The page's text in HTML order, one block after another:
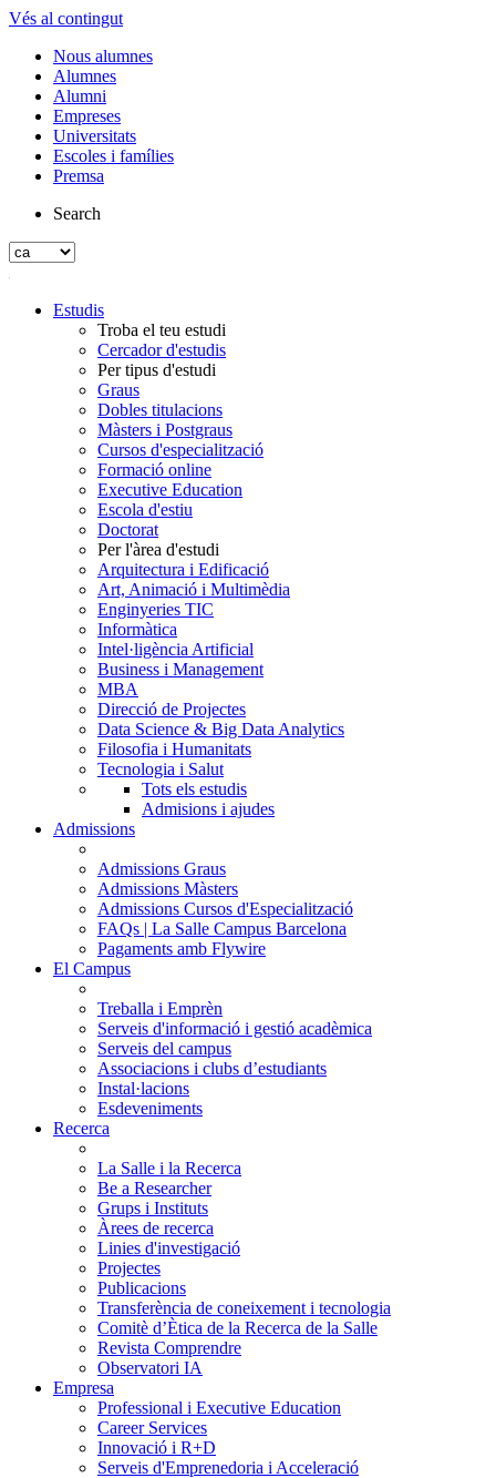
Vés al contingut
Nous alumnes
Alumnes
Alumni
Empreses
Universitats
Escoles i famílies
Premsa
Search
Estudis
Troba el teu estudi
Cercador d'estudis
Per tipus d'estudi
Graus
Dobles titulacions
Màsters i Postgraus
Cursos d'especialització
Formació online
Executive Education
Escola d'estiu
Doctorat
Per l'àrea d'estudi
Arquitectura i Edificació
Art, Animació i Multimèdia
Enginyeries TIC
Informàtica
Intel·ligència Artificial
Business i Management
MBA
Direcció de Projectes
Data Science & Big Data Analytics
Filosofia i Humanitats
Tecnologia i Salut
Tots els estudis
Admisions i ajudes
Admissions
Admissions Graus
Admissions Màsters
Admissions Cursos d'Especialització
FAQs | La Salle Campus Barcelona
Pagaments amb Flywire
El Campus
Treballa i Emprèn
Serveis d'informació i gestió acadèmica
Serveis del campus
Associacions i clubs d’estudiants
Instal·lacions
Esdeveniments
Recerca
La Salle i la Recerca
Be a Researcher
Grups i Instituts
Àrees de recerca
Linies d'investigació
Projectes
Publicacions
Transferència de coneixement i tecnologia
Comitè d’Ètica de la Recerca de la Salle
Revista Comprendre
Observatori IA
Empresa
Professional i Executive Education
Career Services
Innovació i R+D
Serveis d'Emprenedoria i Acceleració